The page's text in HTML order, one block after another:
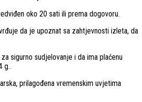
oko 20 sati ili prema dogovoru.
da je upoznat sa zahtjevnosti izleta, da
sigurno sudjelovanje i da ima plaćenu
g..
prilagođena vremenskim uvjetima